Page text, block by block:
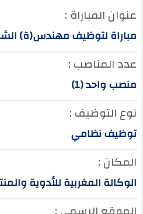
عنوان المباراة :
مباراة لتوظيف مهندس(ة)
عدد المناصب :
منصب واحد (1)
نوع التوظيف :
توظيف نظامي
المكان :
الوكالة المغربية للأدوية